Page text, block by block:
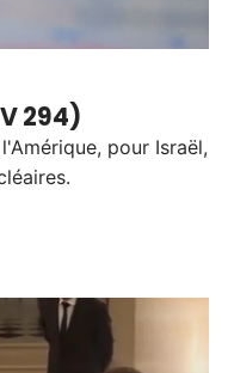
294)
pour Israël,